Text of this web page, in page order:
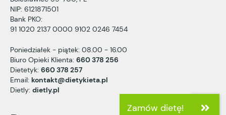
NIP: 6121871501
Bank PKO:
91 1020 2137 0000 9102 0246 7454
Poniedziałek - piątek: 08.00 - 16.00
Biuro Opieki Klienta: 660 378 256
Dietetyk: 660 378 257
Email: kontakt@dietykieta.pl
Dietly: dietly.pl